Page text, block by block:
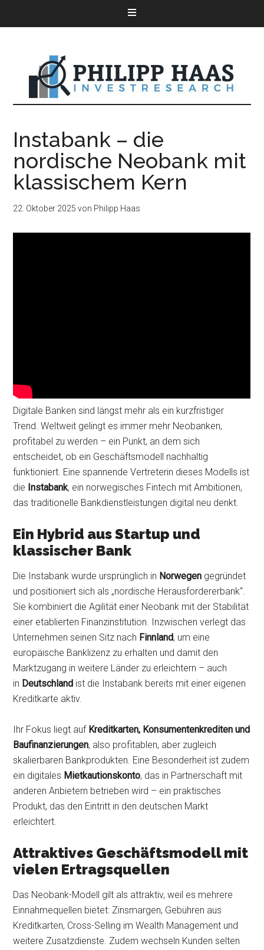
Instabank – die
nordische Neobank mit
klassischem Kern
22. Oktober 2025 von Philipp Haas
Digitale Banken sind längst mehr als ein kurzfristiger
Trend. Weltweit gelingt es immer mehr Neobanken,
profitabel zu werden – ein Punkt, an dem sich
entscheidet, ob ein Geschäftsmodell nachhaltig
funktioniert. Eine spannende Vertreterin dieses Modells ist
die Instabank, ein norwegisches Fintech mit Ambitionen,
das traditionelle Bankdienstleistungen digital neu denkt.
Ein Hybrid aus Startup und
klassischer Bank
Die Instabank wurde ursprünglich in Norwegen gegründet
und positioniert sich als „nordische Herausfordererbank“.
Sie kombiniert die Agilität einer Neobank mit der Stabilität
einer etablierten Finanzinstitution. Inzwischen verlegt das
Unternehmen seinen Sitz nach Finnland, um eine
europäische Banklizenz zu erhalten und damit den
Marktzugang in weitere Länder zu erleichtern – auch
in Deutschland ist die Instabank bereits mit einer eigenen
Kreditkarte aktiv.
Ihr Fokus liegt auf Kreditkarten, Konsumentenkrediten und
Baufinanzierungen, also profitablen, aber zugleich
skalierbaren Bankprodukten. Eine Besonderheit ist zudem
ein digitales Mietkautionskonto, das in Partnerschaft mit
anderen Anbietern betrieben wird – ein praktisches
Produkt, das den Eintritt in den deutschen Markt
erleichtert.
Attraktives Geschäftsmodell mit
vielen Ertragsquellen
Das Neobank-Modell gilt als attraktiv, weil es mehrere
Einnahmequellen bietet: Zinsmargen, Gebühren aus
Kreditkarten, Cross-Selling im Wealth Management und
weitere Zusatzdienste. Zudem wechseln Kunden selten